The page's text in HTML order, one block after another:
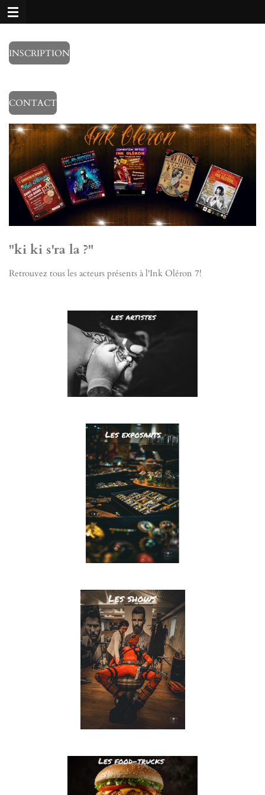
Passer
au
principal
INSCRIPTION
CONTACT
"ki ki s'ra la ?"
Retrouvez tous les acteurs présents à l'Ink Oléron 7!